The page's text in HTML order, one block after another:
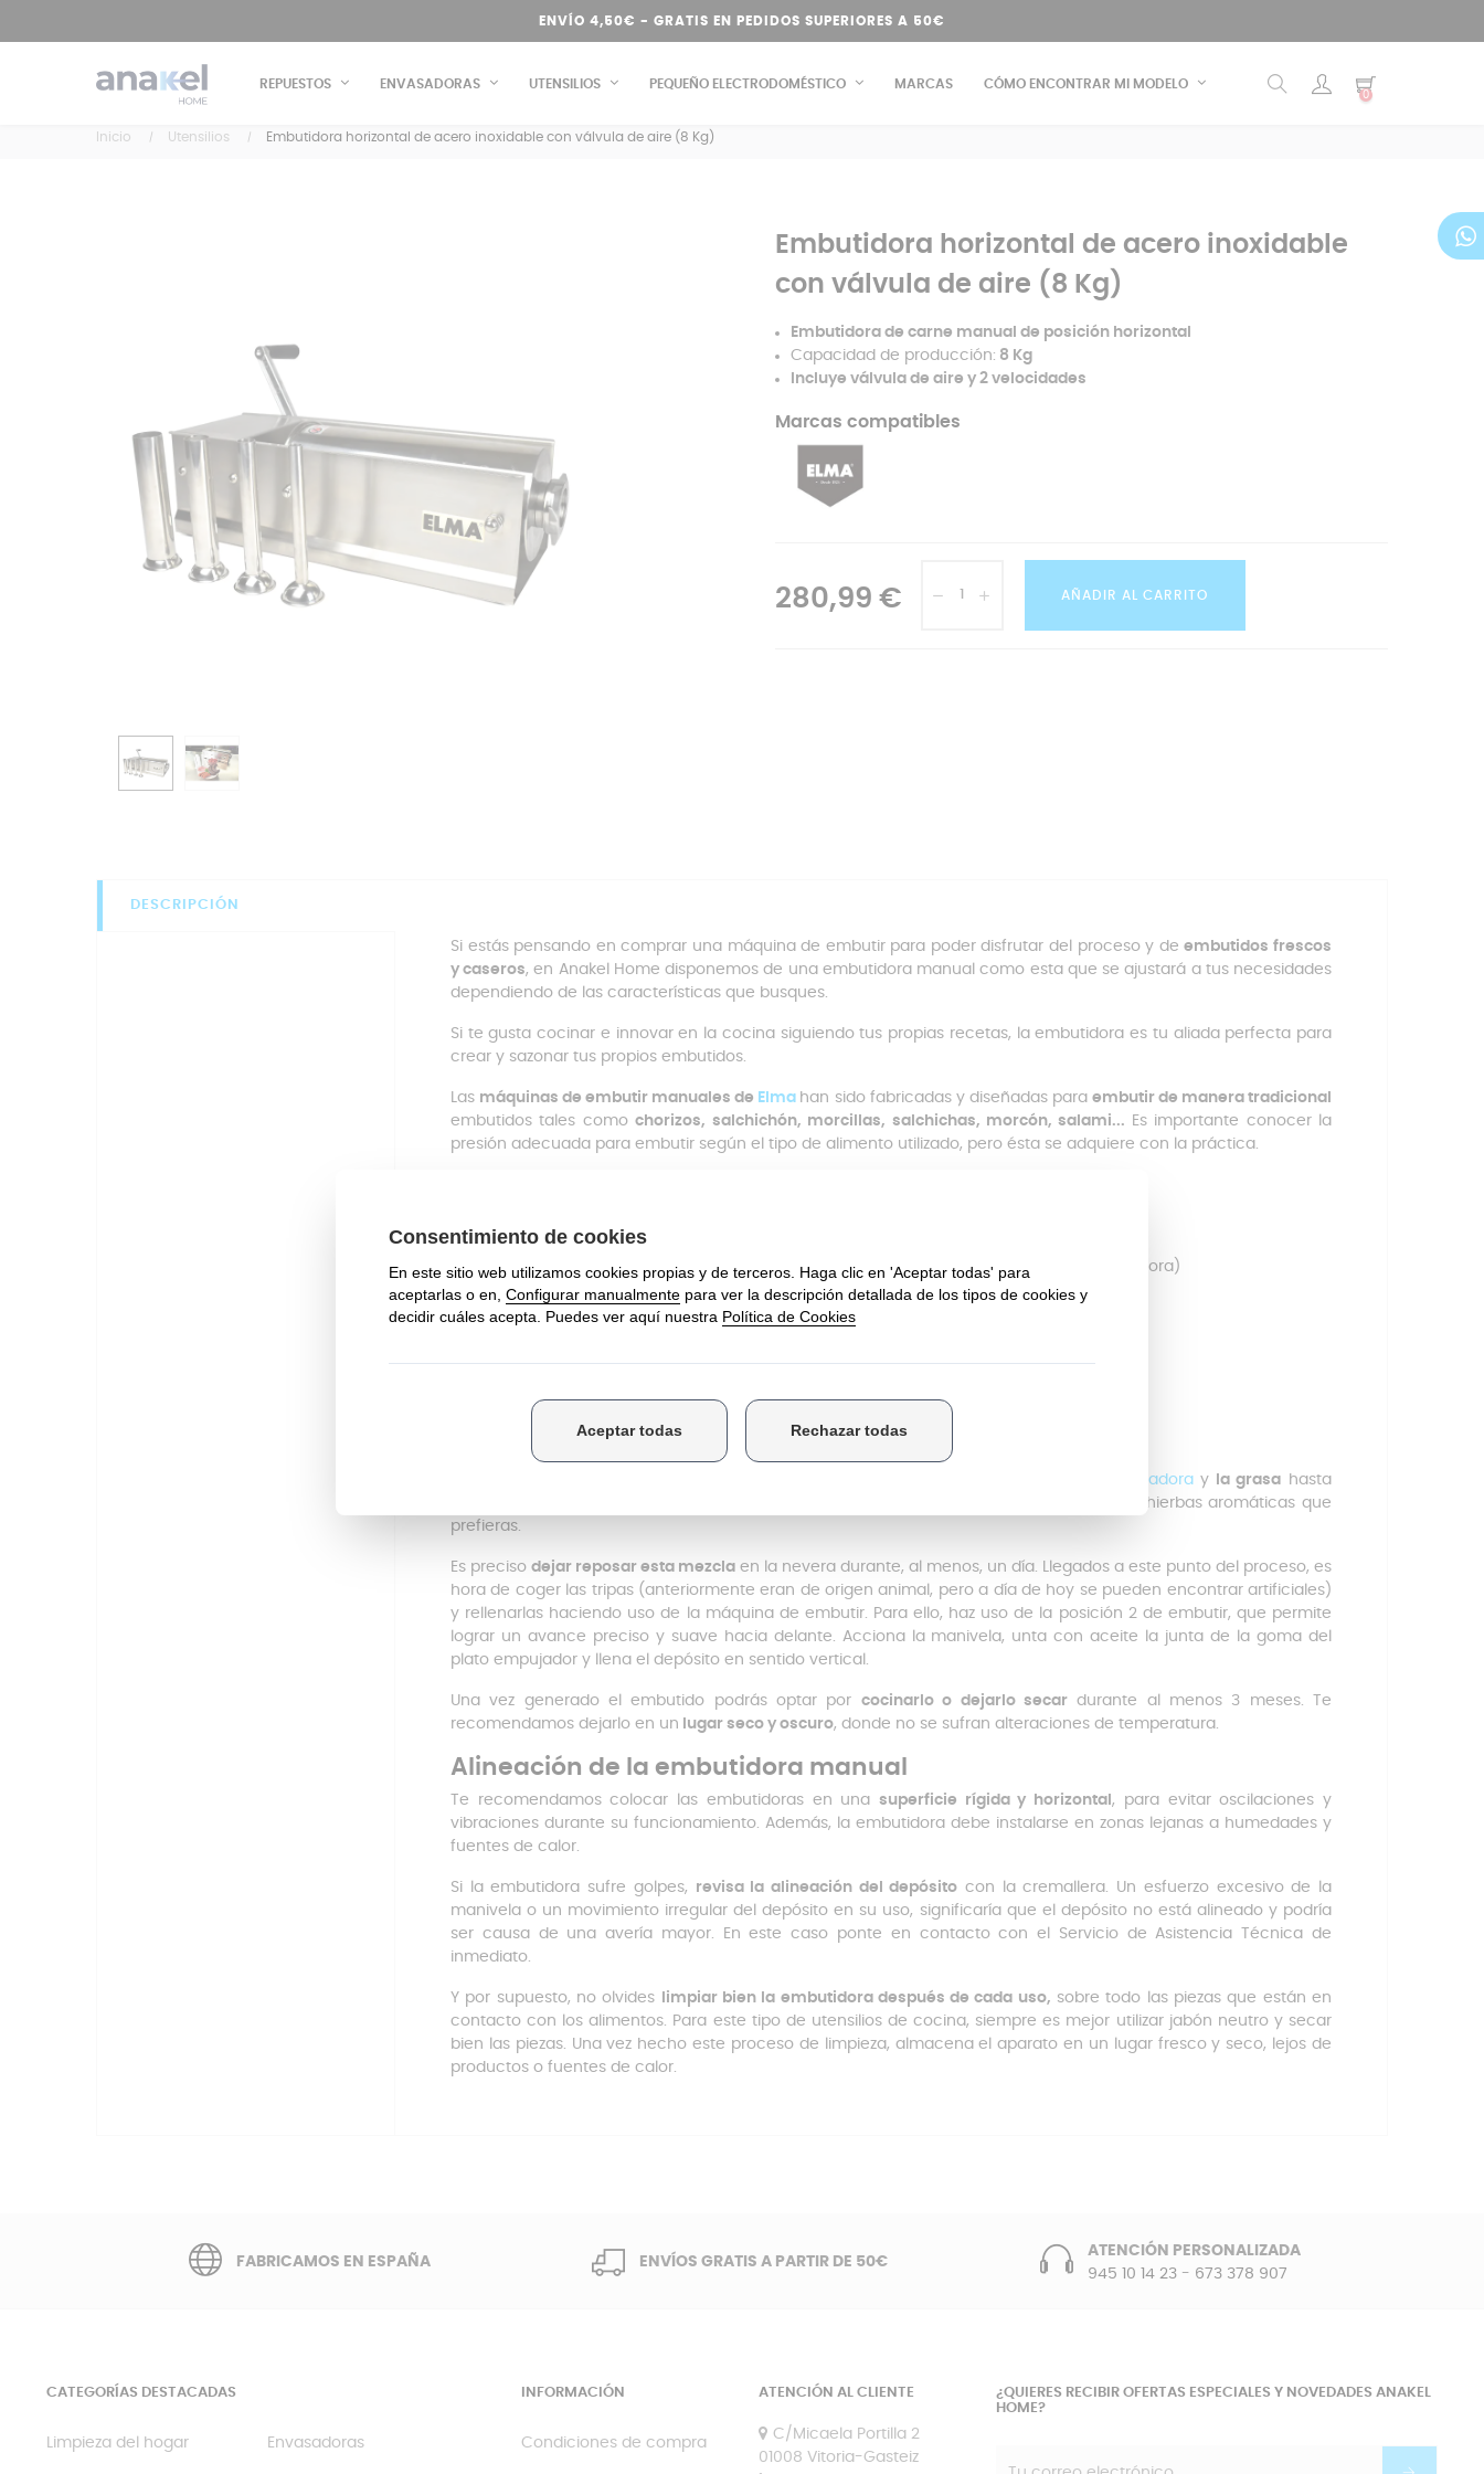
ENVÍO 4,50€ - GRATIS EN PEDIDOS SUPERIORES A 50€
REPUESTOS ENVASADORAS UTENSILIOS PEQUEÑO ELECTRODOMÉSTICO MARCAS CÓMO ENCONTRAR MI MODELO
0
Inicio Utensilios Embutidora horizontal de acero inoxidable con válvula de aire (8 Kg)
Embutidora horizontal de acero inoxidable
con válvula de aire (8 Kg)
Embutidora de carne manual de posición horizontal
Capacidad de producción: 8 Kg
Incluye válvula de aire y 2 velocidades
Marcas compatibles
280,99 € AÑADIR AL CARRITO
DESCRIPCIÓN
Si estás pensando en comprar una máquina de embutir para poder disfrutar del proceso y deembutidos frescos
y caseros, en Anakel Home disponemos de una embutidora manual como esta que se ajustará a tus necesidades
dependiendo de las características que busques.
Si te gusta cocinar e innovar en la cocina siguiendo tus propias recetas, la embutidora es tu aliada perfecta para
crear y sazonar tus propios embutidos.
Las máquinas de embutir manuales de Elma han sido fabricadas y diseñadas para embutir de manera tradicional
embutidos tales comochorizos, salchichón, morcillas, salchichas, morcón, salami...
Es importante conocer la
presión adecuada para embutir según el tipo de alimento utilizado, pero ésta se adquiere con la práctica.
El depósito y la estructura están fabricados en acero inoxidable
Uso en posición horizontal(si estás buscando una vertical, mira este modelo
de embutidora)
Mecanismo de engranajes con reducción: accionamiento fácil y sin esfuerzo
Fácil limpieza y montaje
Capacidad de producción: 8 Kg(si te viene mejor una de6 kg, entra aquí)
12,5 Kg
¿Cuál es el proceso de embutir?
picadoray la grasa hasta
o las hierbas aromáticas que
prefieras.
Es preciso dejar reposar esta mezcla en la nevera durante, al menos, un día. Llegados a este punto del proceso, es
hora de coger las tripas (anteriormente eran de origen animal, pero a día de hoy se pueden encontrar artificiales)
y rellenarlas haciendo uso de la máquina de embutir. Para ello, haz uso de la posición 2 de embutir, que permite
lograr un avance preciso y suave hacia delante. Acciona la manivela, unta con aceite la junta de la goma del
plato empujador y llena el depósito en sentido vertical.
Una vez generado el embutido podrás optar por cocinarlo o dejarlo secardurante al menos 3 meses. Te
recomendamos dejarlo en un lugar seco y oscuro, donde no se sufran alteraciones de temperatura.
Alineación de la embutidora manual
Te recomendamos colocar las embutidoras en una superficie rígida y horizontal, para evitar oscilaciones y
vibraciones durante su funcionamiento. Además, la embutidora debe instalarse en zonas lejanas a humedades y
fuentes de calor.
Si la embutidora sufre golpes, revisa la alineación del depósito con la cremallera. Un esfuerzo excesivo de la
manivela o un movimiento irregular del depósito en su uso, significaría que el depósito no está alineado y podría
ser causa de una avería mayor. En este caso ponte en contacto con el Servicio de Asistencia Técnica de
inmediato.
Y por supuesto, no olvides limpiar bien la embutidora después de cada uso, sobre todo las piezas que están en
contacto con los alimentos. Para este tipo de utensilios de cocina, siempre es mejor utilizar jabón neutro y secar
bien las piezas. Una vez hecho este proceso de limpieza, almacena el aparato en un lugar fresco y seco, lejos de
productos o fuentes de calor.
FABRICAMOS EN ESPAÑA ENVÍOS GRATIS A PARTIR DE 50€
ATENCIÓN PERSONALIZADA
945 10 14 23 - 673 378 907
CATEGORÍAS DESTACADAS
Limpieza del hogar Envasadoras
INFORMACIÓN
Condiciones de compra
ATENCIÓN AL CLIENTE
C/Micaela Portilla 2
01008 Vitoria-Gasteiz
¿QUIERES RECIBIR OFERTAS ESPECIALES Y NOVEDADES ANAKEL
HOME?